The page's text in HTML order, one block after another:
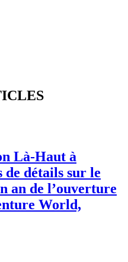
Là-Haut à
de détails sur le
an de l’ouverture
World,